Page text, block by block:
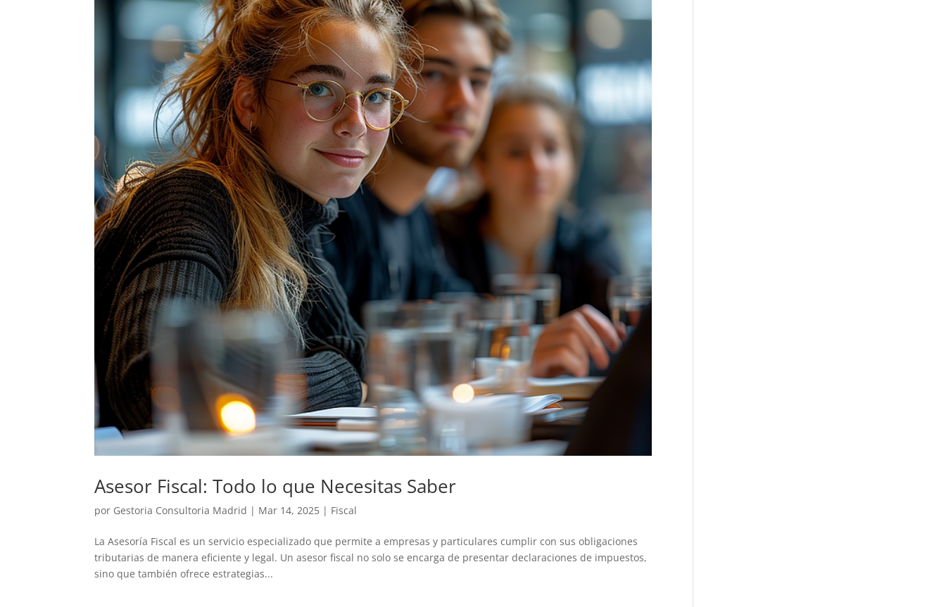
Asesor Fiscal: Todo lo que Necesitas Saber
por Gestoria Consultoria Madrid | Mar 14, 2025 | Fiscal
La Asesoría Fiscal es un servicio especializado que permite a empresas y particulares cumplir con sus obligaciones
tributarias de manera eficiente y legal. Un asesor fiscal no solo se encarga de presentar declaraciones de impuestos,
sino que también ofrece estrategias...